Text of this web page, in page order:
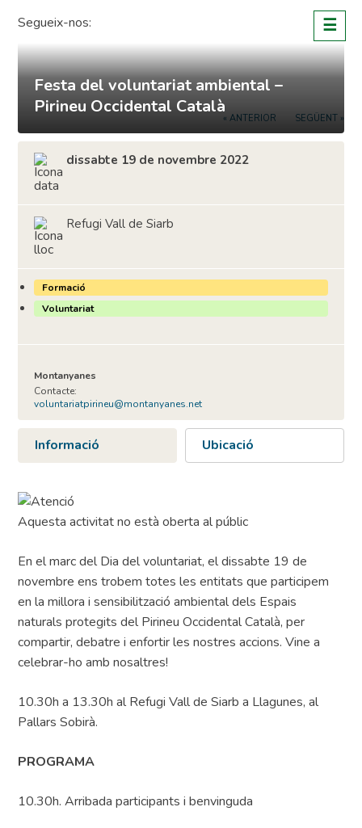
content
Segueix-nos: ☰
« ANTERIOR SEGÜENT »
Festa del voluntariat ambiental –
Pirineu Occidental Català
dissabte 19 de novembre 2022
Refugi Vall de Siarb
Formació
Voluntariat
Montanyanes
Contacte:
voluntariatpirineu@montanyanes.net
Informació Ubicació
Aquesta activitat no està oberta al públic
En el marc del Dia del voluntariat, el dissabte 19 de
novembre ens trobem totes les entitats que participem
en la millora i sensibilització ambiental dels Espais
naturals protegits del Pirineu Occidental Català, per
compartir, debatre i enfortir les nostres accions. Vine a
celebrar-ho amb nosaltres!
10.30h a 13.30h al Refugi Vall de Siarb a Llagunes, al
Pallars Sobirà.
PROGRAMA
10.30h. Arribada participants i benvinguda